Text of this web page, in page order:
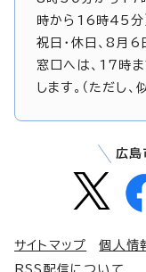
時から16時45分
祝日・休日、8月
窓口へは、17時
します。（ただし
広
サイトマップ 個人情
RSS配信について